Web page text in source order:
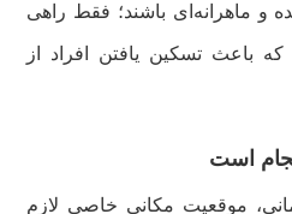
و ماهرانه‌ای باشند؛ فقط راهی
باعث تسکین یافتن افراد از
است
موقعیت مکانی خاصی لازم